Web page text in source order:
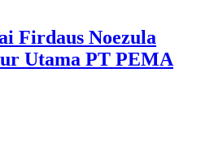
Firdaus Noezula
Utama PT PEMA